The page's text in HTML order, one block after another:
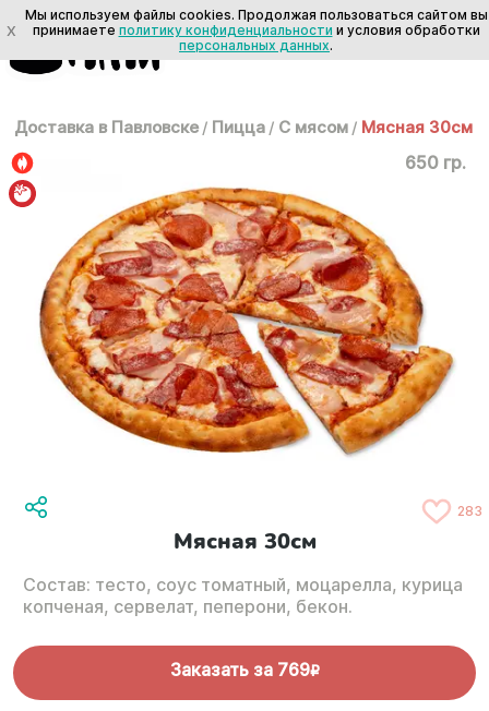
Доставка в Павловске / Пицца / С мясом / Мясная 30см
650 гр.
283
Мясная 30см
Состав: тесто, соус томатный, моцарелла, курица
копченая, сервелат, пеперони, бекон.
Заказать за 769R
X
Мы используем файлы cookies. Продолжая пользоваться сайтом вы
принимаете политику конфиденциальности и условия обработки
персональных данных.